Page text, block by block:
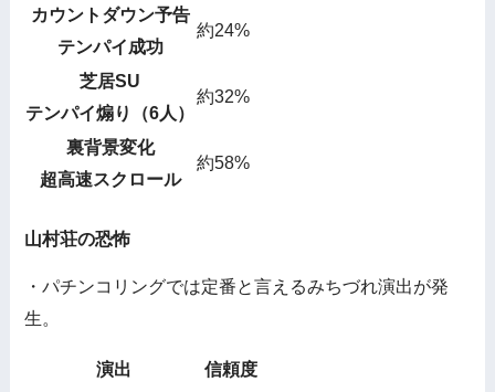
カウントダウン予告
テンパイ成功
約24%
芝居SU
テンパイ煽り（6人）
約32%
裏背景変化
超高速スクロール
約58%
山村荘の恐怖
・パチンコリングでは定番と言えるみちづれ演出が発
生。
演出
信頼度